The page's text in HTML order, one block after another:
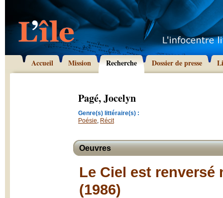
Accueil Mission Recherche Dossier de presse
Pagé, Jocelyn
Genre(s) littéraire(s) :
Poésie, Récit
Oeuvres
Le Ciel est
(1986)